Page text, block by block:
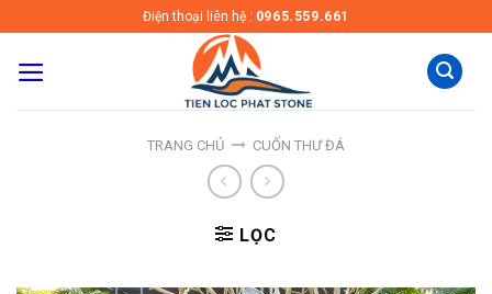
to
content
Điện thoại liên hệ : 0965.559.661
TRANG CHỦ CUỐN THƯ ĐÁ
LỌC